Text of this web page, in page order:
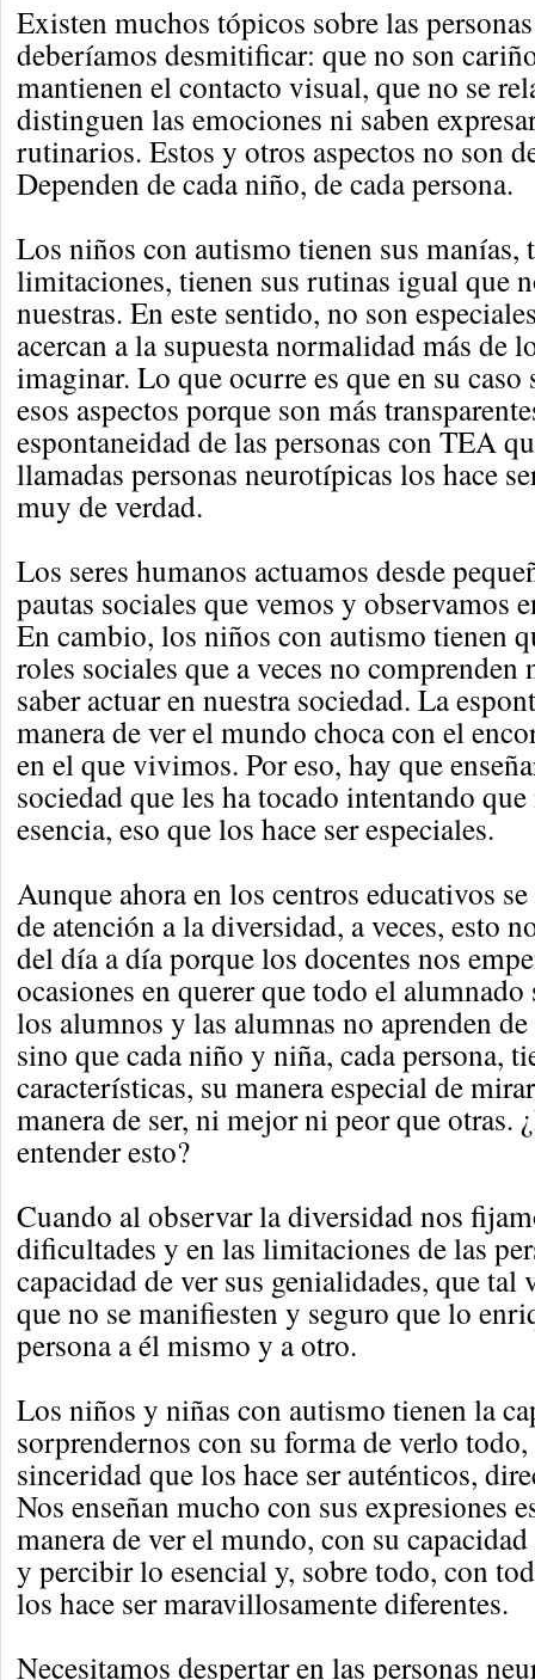
Existen muchos tópicos sobre las
deberíamos desmitificar: que no son
mantienen el contacto visual, que no se
distinguen las emociones ni saben
rutinarios. Estos y otros aspectos no son
Dependen de cada niño, de cada persona.
Los niños con autismo tienen sus manías,
limitaciones, tienen sus rutinas igual que
nuestras. En este sentido, no son
acercan a la supuesta normalidad más de
imaginar. Lo que ocurre es que en su caso
esos aspectos porque son más
espontaneidad de las personas con TEA
llamadas personas neurotípicas los hace
muy de verdad.
Los seres humanos actuamos desde
pautas sociales que vemos y observamos
En cambio, los niños con autismo tienen
roles sociales que a veces no comprenden
saber actuar en nuestra sociedad. La
manera de ver el mundo choca con el
en el que vivimos. Por eso, hay que
sociedad que les ha tocado intentando
esencia, eso que los hace ser especiales.
Aunque ahora en los centros educativos
de atención a la diversidad, a veces, esto
del día a día porque los docentes nos
ocasiones en querer que todo el
los alumnos y las alumnas no aprenden
sino que cada niño y niña, cada persona,
características, su manera especial de
manera de ser, ni mejor ni peor que otras.
entender esto?
Cuando al observar la diversidad nos
dificultades y en las limitaciones de las
capacidad de ver sus genialidades, que tal
que no se manifiesten y seguro que lo
persona a él mismo y a otro.
Los niños y niñas con autismo tienen la
sorprendernos con su forma de verlo
sinceridad que los hace ser auténticos,
Nos enseñan mucho con sus expresiones
manera de ver el mundo, con su
y percibir lo esencial y, sobre todo, con
los hace ser maravillosamente diferentes.
Necesitamos despertar en las personas